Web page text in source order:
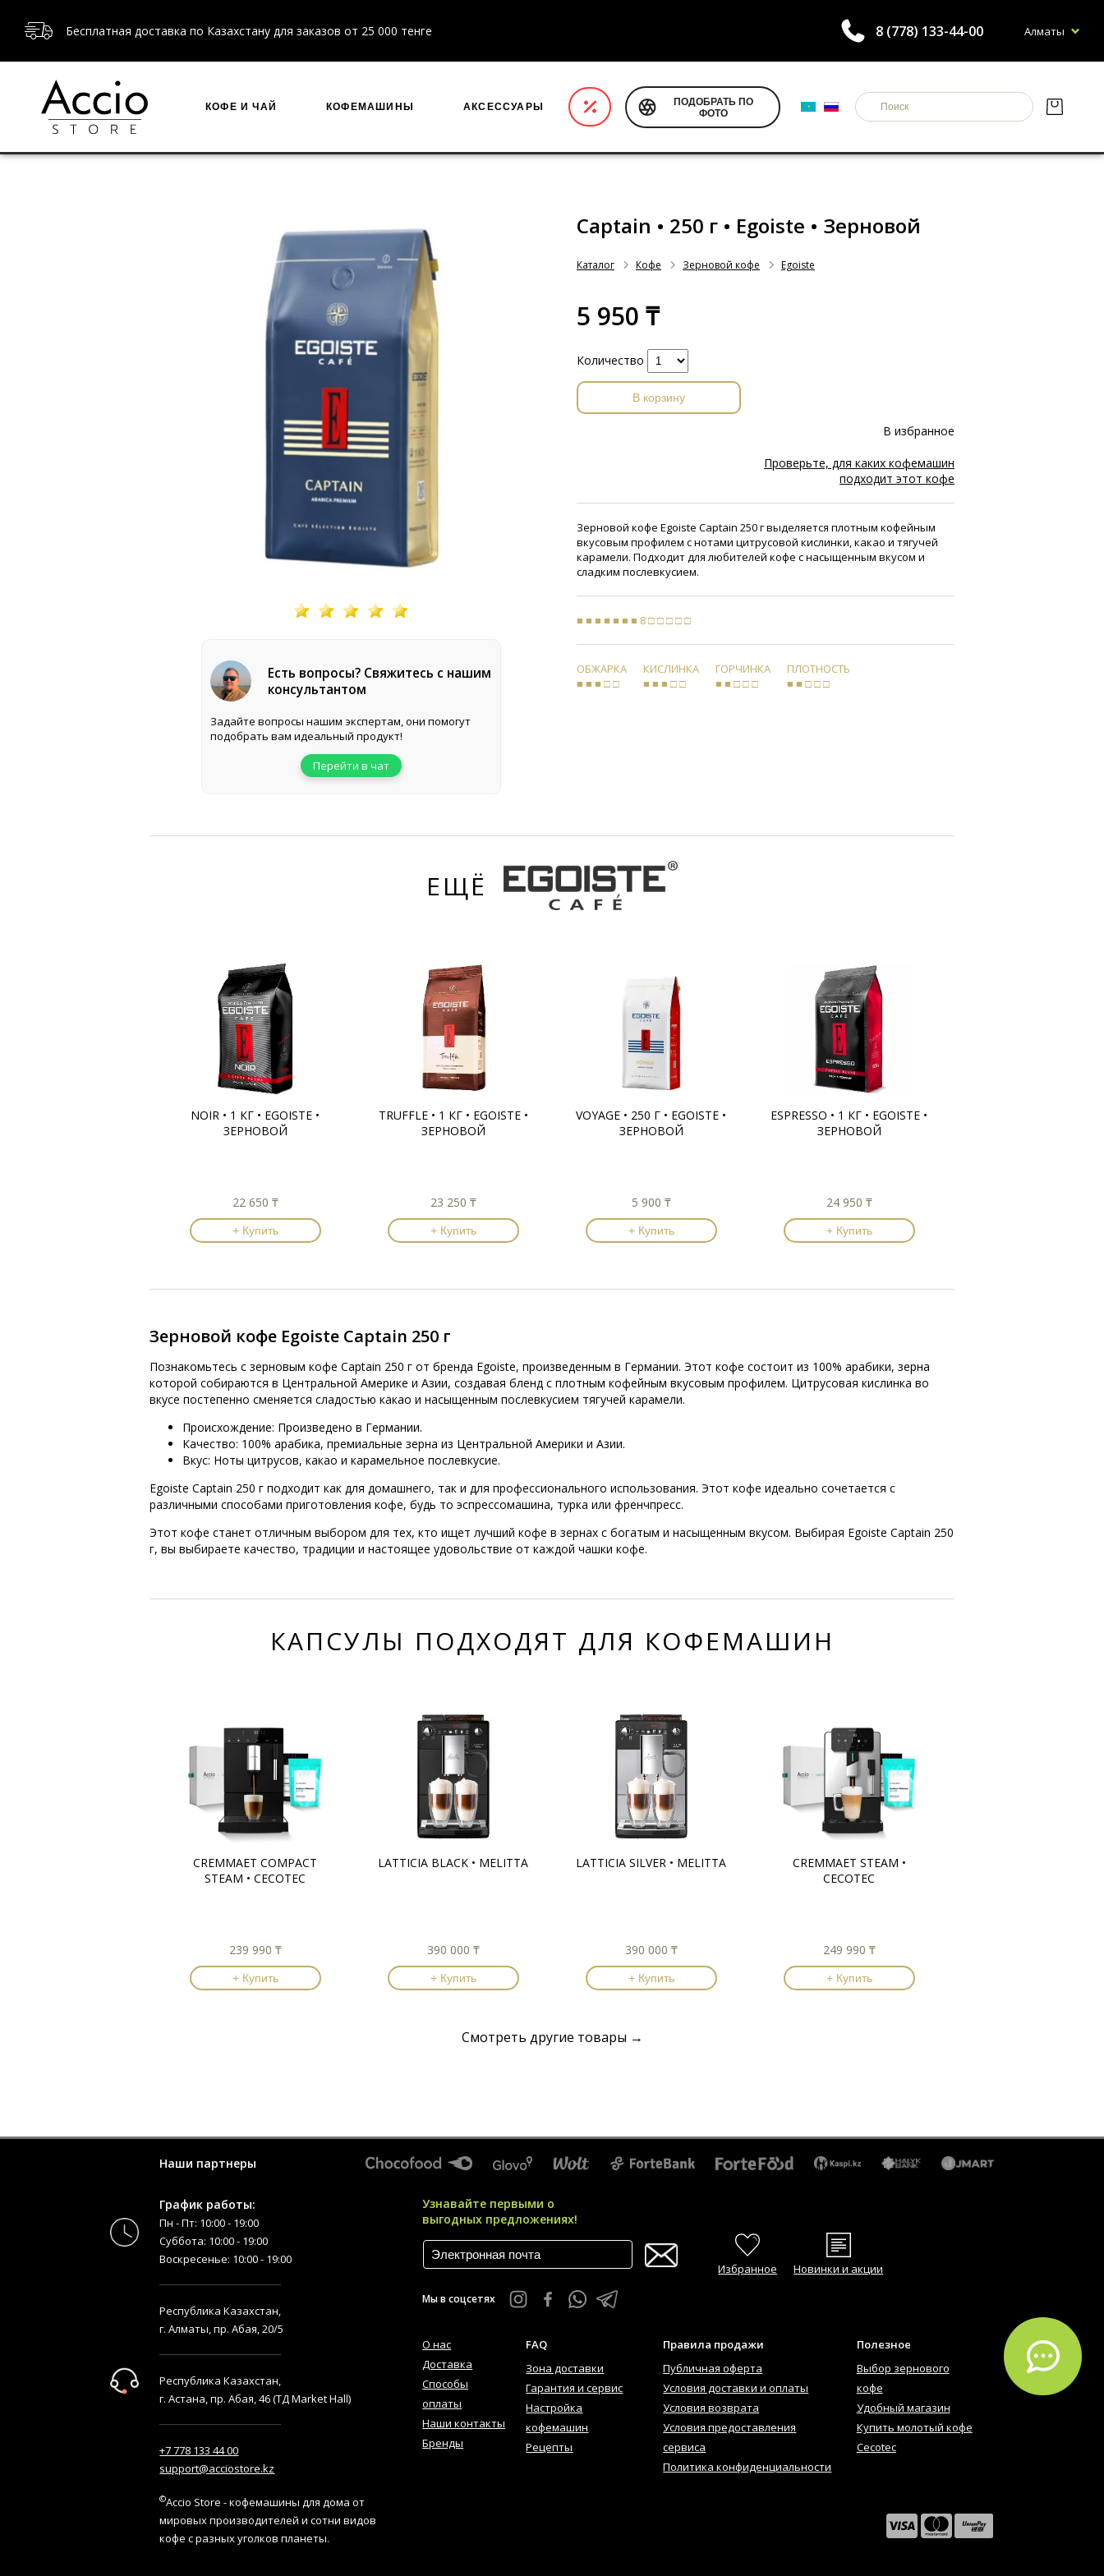
Бесплатная доставка по Казахстану для заказов от 25 000 тенге 8 (778) 133-44-00 Алматы
КОФЕ И ЧАЙ КОФЕМАШИНЫ АКСЕССУАРЫ
ПОДОБРАТЬ ПО
ФОТО
Есть вопросы? Свяжитесь с нашим
консультантом
Задайте вопросы нашим экспертам, они помогут
подобрать вам идеальный продукт!
Перейти в чат
Captain • 250 г • Egoiste • Зерновой
Каталог Кофе Зерновой кофе Egoiste
5 950 ₸
Количество
В корзину
В избранное
Проверьте, для каких кофемашин
подходит этот кофе
Зерновой кофе Egoiste Captain 250 г выделяется плотным кофейным
вкусовым профилем с нотами цитрусовой кислинки, какао и тягучей
карамели. Подходит для любителей кофе с насыщенным вкусом и
сладким послевкусием.
■ ■ ■ ■ ■ ■ ■ 8 □ □ □ □ □
ОБЖАРКА
■ ■ ■ □ □
КИСЛИНКА
■ ■ ■ □ □
ГОРЧИНКА
■ ■ □ □ □
ПЛОТНОСТЬ
■ ■ □ □ □
ЕЩЁ
NOIR • 1 КГ • EGOISTE •
ЗЕРНОВОЙ
22 650 ₸
+ Купить
TRUFFLE • 1 КГ • EGOISTE •
ЗЕРНОВОЙ
23 250 ₸
+ Купить
VOYAGE • 250 Г • EGOISTE •
ЗЕРНОВОЙ
5 900 ₸
+ Купить
ESPRESSO • 1 КГ • EGOISTE •
ЗЕРНОВОЙ
24 950 ₸
+ Купить
Зерновой кофе Egoiste Captain 250 г
Познакомьтесь с зерновым кофе Captain 250 г от бренда Egoiste, произведенным в Германии. Этот кофе состоит из 100% арабики, зерна
которой собираются в Центральной Америке и Азии, создавая бленд с плотным кофейным вкусовым профилем. Цитрусовая кислинка во
вкусе постепенно сменяется сладостью какао и насыщенным послевкусием тягучей карамели.
Происхождение: Произведено в Германии.
Качество: 100% арабика, премиальные зерна из Центральной Америки и Азии.
Вкус: Ноты цитрусов, какао и карамельное послевкусие.
Egoiste Captain 250 г подходит как для домашнего, так и для профессионального использования. Этот кофе идеально сочетается с
различными способами приготовления кофе, будь то эспрессомашина, турка или френчпресс.
Этот кофе станет отличным выбором для тех, кто ищет лучший кофе в зернах с богатым и насыщенным вкусом. Выбирая Egoiste Captain 250
г, вы выбираете качество, традиции и настоящее удовольствие от каждой чашки кофе.
КАПСУЛЫ ПОДХОДЯТ ДЛЯ КОФЕМАШИН
CREMMAET COMPACT
STEAM • CECOTEC
239 990 ₸
+ Купить
LATTICIA BLACK • MELITTA
390 000 ₸
+ Купить
LATTICIA SILVER • MELITTA
390 000 ₸
+ Купить
CREMMAET STEAM •
CECOTEC
249 990 ₸
+ Купить
Смотреть другие товары →
Наши партнеры
График работы:
Пн - Пт: 10:00 - 19:00
Суббота: 10:00 - 19:00
Воскресенье: 10:00 - 19:00
Республика Казахстан,
г. Алматы, пр. Абая, 20/5
Республика Казахстан,
г. Астана, пр. Абая, 46 (ТД Market Hall)
+7 778 133 44 00
support@acciostore.kz
©Accio Store - кофемашины для дома от
мировых производителей и сотни видов
кофе с разных уголков планеты.
Узнавайте первыми о
выгодных предложениях!
Мы в соцсетях
Избранное Новинки и акции
О нас
Доставка
Способы
оплаты
Наши контакты
Бренды
FAQ
Зона доставки
Гарантия и сервис
Настройка
кофемашин
Рецепты
Правила продажи
Публичная оферта
Условия доставки и оплаты
Условия возврата
Условия предоставления
сервиса
Политика конфиденциальности
Полезное
Выбор зернового
кофе
Удобный магазин
Купить молотый кофе
Cecotec